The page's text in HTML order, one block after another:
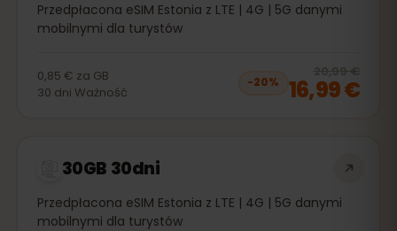
Przedpłacona eSIM Estonia z LTE | 4G | 5G danymi
mobilnymi dla turystów
0,85 € za GB
30 dni Ważność
−20%
20,99 €
16,99 €
30GB 30dni
Przedpłacona eSIM Estonia z LTE | 4G | 5G danymi
mobilnymi dla turystów